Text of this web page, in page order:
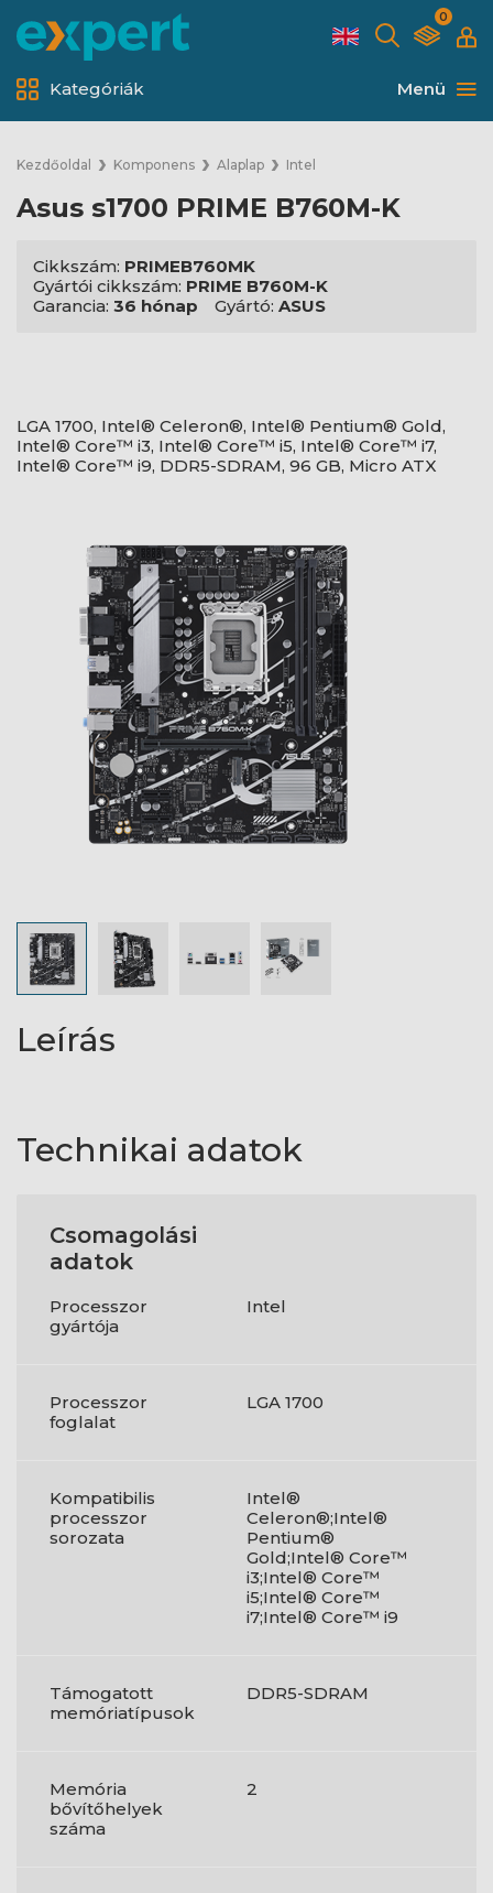
0
Menü
Kategóriák
Kezdőoldal Komponens Alaplap Intel
Asus s1700 PRIME B760M-K
Cikkszám: PRIMEB760MK
Gyártói cikkszám: PRIME B760M-K
Garancia: 36 hónap Gyártó: ASUS
LGA 1700, Intel® Celeron®, Intel® Pentium® Gold,
Intel® Core™ i3, Intel® Core™ i5, Intel® Core™ i7,
Intel® Core™ i9, DDR5-SDRAM, 96 GB, Micro ATX
Leírás
Technikai adatok
Csomagolási
adatok
Processzor
gyártója
Intel
Processzor
foglalat
LGA 1700
Kompatibilis
processzor
sorozata
Intel®
Celeron®;Intel®
Pentium®
Gold;Intel® Core™
i3;Intel® Core™
i5;Intel® Core™
i7;Intel® Core™ i9
Támogatott
memóriatípusok
DDR5-SDRAM
Memória
bővítőhelyek
száma
2